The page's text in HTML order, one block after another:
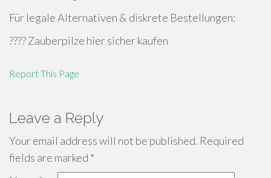
Für legale Alternativen & diskrete Bestellungen:
???? Zauberpilze hier sicher kaufen
Report This Page
Leave a Reply
Your email address will not be published. Required
fields are marked *